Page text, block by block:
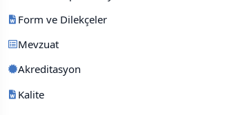
Form ve Dilekçeler
Mevzuat
Akreditasyon
Kalite